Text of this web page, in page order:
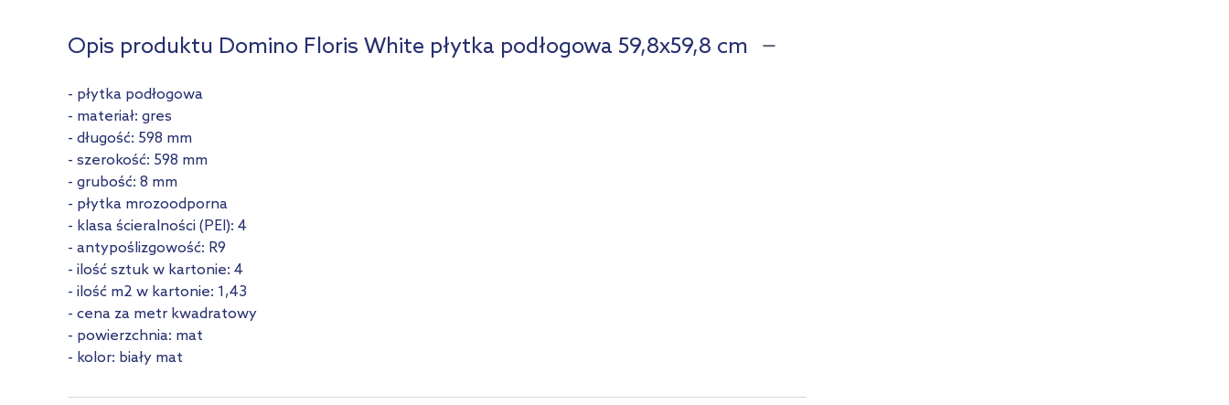
Opis produktu Domino Floris White płytka podłogowa 59,8x59,8 cm
- płytka podłogowa
- materiał: gres
- długość: 598 mm
- szerokość: 598 mm
- grubość: 8 mm
- płytka mrozoodporna
- klasa ścieralności (PEI): 4
- antypoślizgowość: R9
- ilość sztuk w kartonie: 4
- ilość m2 w kartonie: 1,43
- cena za metr kwadratowy
- powierzchnia: mat
- kolor: biały mat